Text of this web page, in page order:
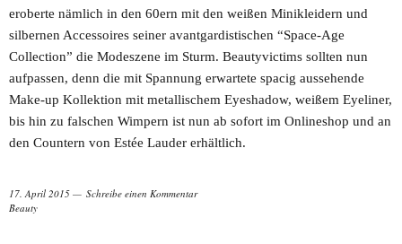
eroberte nämlich in den 60ern mit den weißen Minikleidern und
silbernen Accessoires seiner avantgardistischen “Space-Age
Collection” die Modeszene im Sturm. Beautyvictims sollten nun
aufpassen, denn die mit Spannung erwartete spacig aussehende
Make-up Kollektion mit metallischem Eyeshadow, weißem Eyeliner,
bis hin zu falschen Wimpern ist nun ab sofort im Onlineshop und an
den Countern von Estée Lauder erhältlich.
17. April 2015
Schreibe einen Kommentar
Beauty